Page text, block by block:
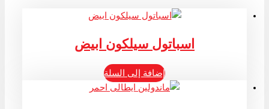
اسباتول سيلكون ابيض
إضافة إلى السلة